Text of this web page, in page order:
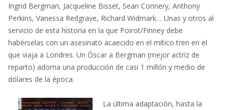
Ingrid Bergman, Jacqueline Bisset, Sean Connery, Anthony
Perkins, Vanessa Redgrave, Richard Widmark… Unas y otros al
servicio de esta historia en la que Poirot/Finney debe
habérselas con un asesinato acaecido en el mítico tren en el
que viaja a Londres. Un Óscar a Bergman (mejor actriz de
reparto) adorna una producción de casi 1 millón y medio de
dólares de la época.
La última adaptación, hasta la